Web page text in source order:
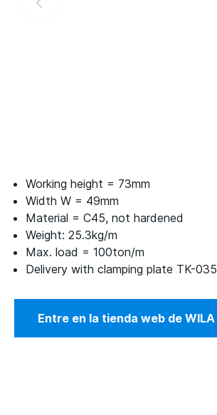
Working height = 73mm
Width W = 49mm
Material = C45, not hardened
Weight: 25.3kg/m
Max. load = 100ton/m
Delivery with clamping plate TK-035
Entre en la tienda web de WILA